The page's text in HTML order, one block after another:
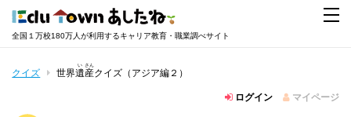
全国１万校180万人が利用するキャリア教育・職業調べサイト
クイズ 世界遺
い
産
さん
クイズ（アジア編２）
ログイン マイページ